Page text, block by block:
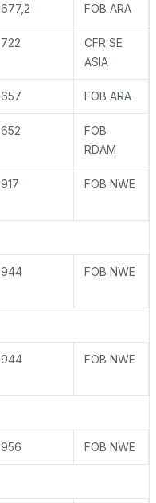
677,2 FOB ARA
722
CFR SE
ASIA
657 FOB ARA
652
FOB
RDAM
917 FOB NWE
944 FOB NWE
944 FOB NWE
956 FOB NWE